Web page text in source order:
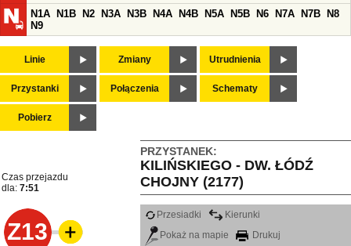
N1A
N1B N2 N3A N3B N4A N4B N5A N5B N6 N7A N7B
N8
N9
Linie Zmiany Utrudnienia
Przystanki Połączenia Schematy
Pobierz
PRZYSTANEK:
KILIŃSKIEGO - DW. ŁÓDŹ
CHOJNY (2177)
Czas przejazdu
dla: 7:51
Z13
Przesiadki
Kierunki
Pokaż na mapie
Drukuj